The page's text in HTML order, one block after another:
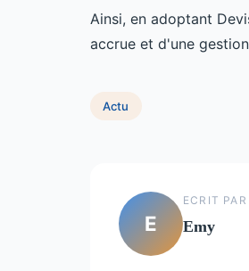
Ainsi, en adoptant
accrue et d'une
Actu
E
ECRIT PAR
Emy